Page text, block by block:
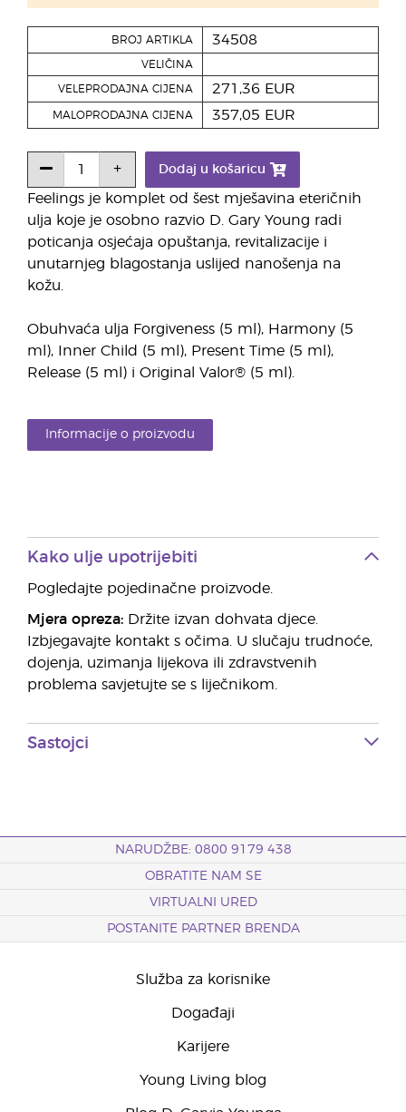
Feelings je komplet od šest mješavina eteričnih
ulja koje je osobno razvio D. Gary Young radi
poticanja osjećaja opuštanja, revitalizacije i
unutarnjeg blagostanja uslijed nanošenja na
kožu.
Obuhvaća ulja Forgiveness (5 ml), Harmony (5
ml), Inner Child (5 ml), Present Time (5 ml),
Release (5 ml) i Original Valor® (5 ml).
Informacije o proizvodu
BROJ ARTIKLA 34508
VELIČINA
VELEPRODAJNA CIJENA 271,36 EUR
MALOPRODAJNA CIJENA 357,05 EUR
Dodaj u košaricu
Kako ulje upotrijebiti
Pogledajte pojedinačne proizvode.
Mjera opreza: Držite izvan dohvata djece.
Izbjegavajte kontakt s očima. U slučaju trudnoće,
dojenja, uzimanja lijekova ili zdravstvenih
problema savjetujte se s liječnikom.
Sastojci
NARUDŽBE: 0800 9179 438
OBRATITE NAM SE
VIRTUALNI URED
POSTANITE PARTNER BRENDA
Služba za korisnike
Događaji
Karijere
Young Living blog